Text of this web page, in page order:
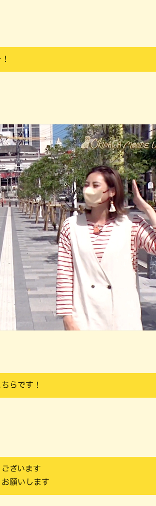
らです！
ざいます
願いします